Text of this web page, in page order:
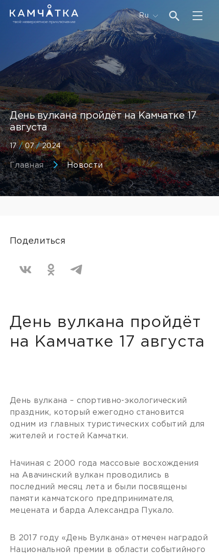
Ru
День вулкана пройдёт на Камчатке 17
августа
17/07/2024
Главная Новости
Поделиться
День вулкана пройдёт
на Камчатке 17 августа
День вулкана – спортивно-экологический
праздник, который ежегодно становится
одним из главных туристических событий для
жителей и гостей Камчатки.
Начиная с 2000 года массовые восхождения
на Авачинский вулкан проводились в
последний месяц лета и были посвящены
памяти камчатского предпринимателя,
мецената и барда Александра Пукало.
В 2017 году «День Вулкана» отмечен наградой
Национальной премии в области событийного